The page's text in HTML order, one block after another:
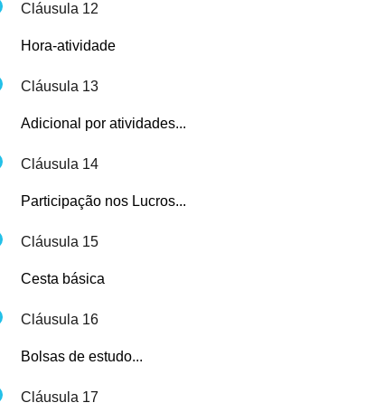
Cláusula 12
Hora-atividade
Cláusula 13
Adicional por atividades...
Cláusula 14
Participação nos Lucros...
Cláusula 15
Cesta básica
Cláusula 16
Bolsas de estudo...
Cláusula 17